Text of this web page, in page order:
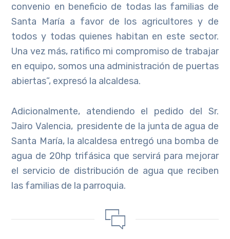
convenio en beneficio de todas las familias de
Santa María a favor de los agricultores y de
todos y todas quienes habitan en este sector.
Una vez más, ratifico mi compromiso de trabajar
en equipo, somos una administración de puertas
abiertas”, expresó la alcaldesa.
Adicionalmente, atendiendo el pedido del Sr.
Jairo Valencia, presidente de la junta de agua de
Santa María, la alcaldesa entregó una bomba de
agua de 20hp trifásica que servirá para mejorar
el servicio de distribución de agua que reciben
las familias de la parroquia.